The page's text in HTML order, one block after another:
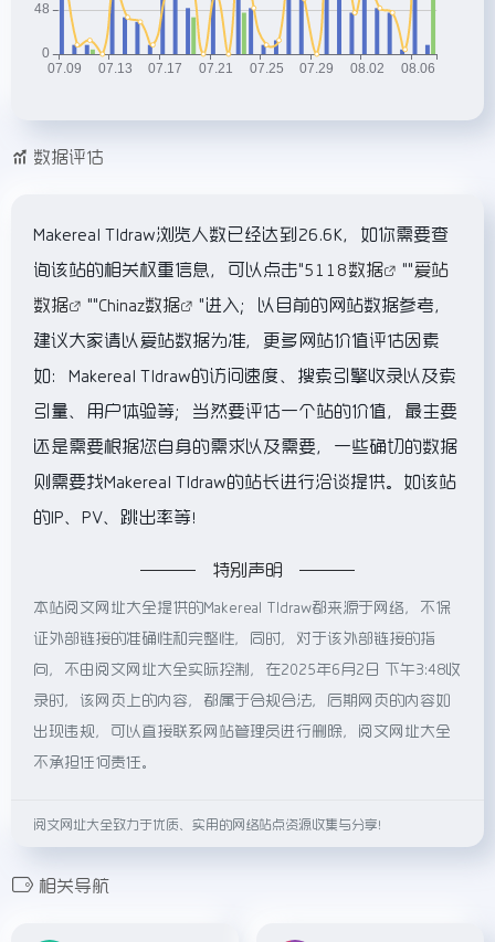
数据评估
Makereal Tldraw浏览人数已经达到26.6K，如你需要查
询该站的相关权重信息，可以点击"5118数据 ""爱站
数据
""Chinaz数据
"进入；以目前的网站数据参考，
建议大家请以爱站数据为准，更多网站价值评估因素
如：Makereal Tldraw的访问速度、搜索引擎收录以及索
引量、用户体验等；当然要评估一个站的价值，最主要
还是需要根据您自身的需求以及需要，一些确切的数据
则需要找Makereal Tldraw的站长进行洽谈提供。如该站
的IP、PV、跳出率等！
特别声明
本站阅文网址大全提供的Makereal Tldraw都来源于网络，不保
证外部链接的准确性和完整性，同时，对于该外部链接的指
向，不由阅文网址大全实际控制，在2025年6月2日 下午3:48收
录时，该网页上的内容，都属于合规合法，后期网页的内容如
出现违规，可以直接联系网站管理员进行删除，阅文网址大全
不承担任何责任。
阅文网址大全致力于优质、实用的网络站点资源收集与分享！
相关导航